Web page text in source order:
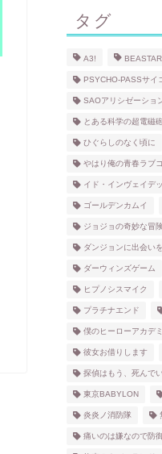
タグ
A3!
PSYCHO-PASSサイ
SAOアリシゼーショ
とある科学の超電磁
ひぐらしのなく頃に
やはり俺の青春ラブ
イド・インヴェイデ
ゴールデンカムイ
ジョジョの奇妙な冒
ダンジョンに出会い
ダーウィンズゲーム
ヒプノシスマイク
プラチナエンド
僕のヒーローアカデ
彼女お借りします
探偵はもう、死んで
東京BABYLON
炎炎ノ消防隊
痛いのは嫌なので防